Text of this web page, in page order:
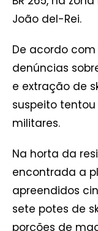
João del-Rei.
De acordo com
denúncias
e extração de
suspeito
militares.
Na horta da
encontrada a
apreendidos
sete potes de
porções de